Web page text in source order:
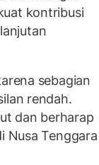
kontribusi
sebagian
rendah.
dan berharap
Nusa Tenggara